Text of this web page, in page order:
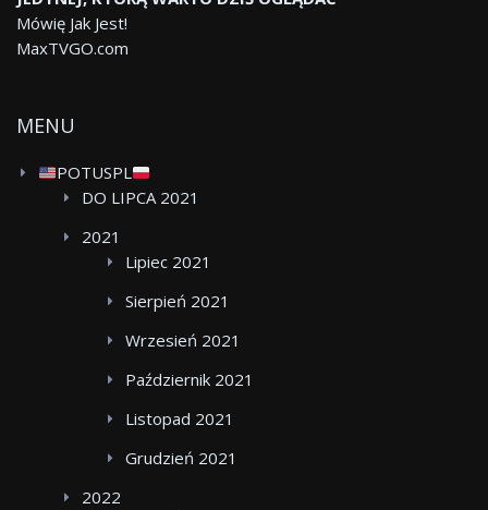
Mówię Jak Jest!
MaxTVGO.com
MENU
POTUSPL
DO LIPCA 2021
2021
Lipiec 2021
Sierpień 2021
Wrzesień 2021
Październik 2021
Listopad 2021
Grudzień 2021
2022